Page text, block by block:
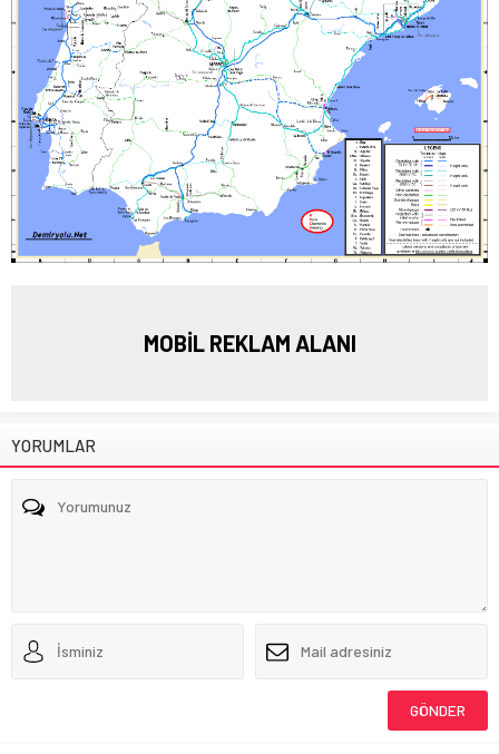
MOBİL REKLAM ALANI
YORUMLAR